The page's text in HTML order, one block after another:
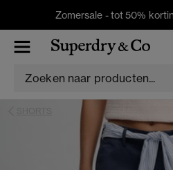
Zomersale - tot 50%